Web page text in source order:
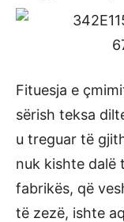
Fituesja e
sërish teksa
u treguar të
nuk kishte dalë
fabrikës, që
të zezë, ishte